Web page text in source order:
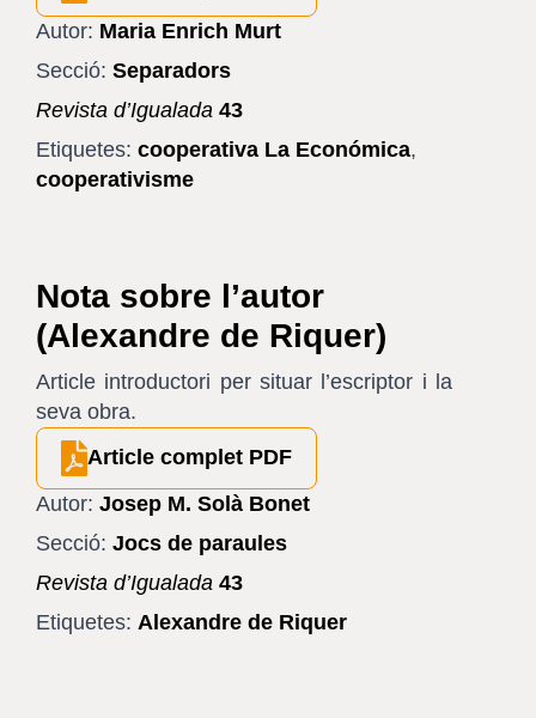
Autor: Maria Enrich Murt
Secció: Separadors
Revista d’Igualada 43
Etiquetes: cooperativa La Económica,
cooperativisme
Nota sobre l’autor
(Alexandre de Riquer)
Article introductori per situar l’escriptor i la
seva obra.
Article complet PDF
Autor: Josep M. Solà Bonet
Secció: Jocs de paraules
Revista d’Igualada 43
Etiquetes: Alexandre de Riquer